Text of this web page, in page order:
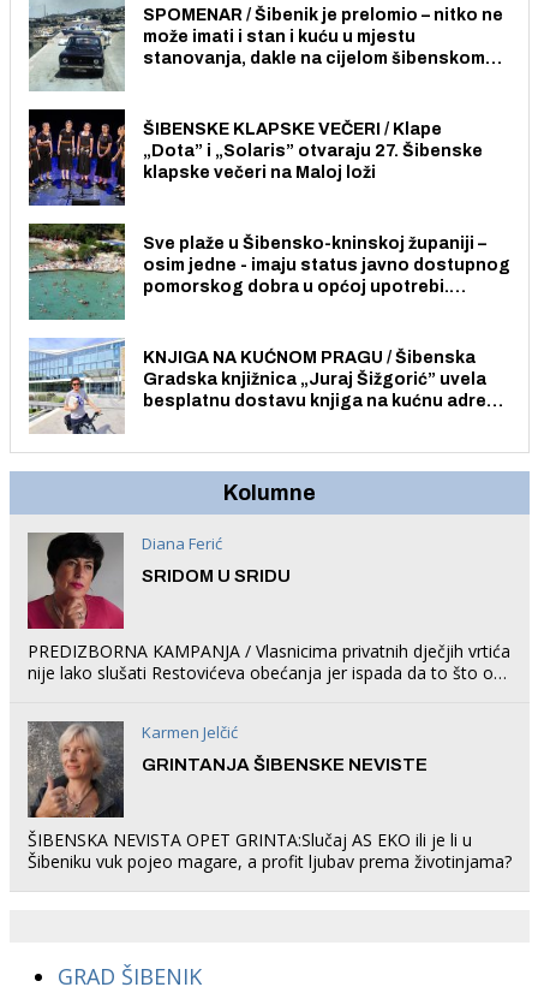
SPOMENAR / Šibenik je prelomio – nitko ne
može imati i stan i kuću u mjestu
stanovanja, dakle na cijelom šibenskom
ŠIBENSKE KLAPSKE VEČERI / Klape
„Dota” i „Solaris” otvaraju 27. Šibenske
klapske večeri na Maloj loži
Sve plaže u Šibensko-kninskoj županiji –
osim jedne - imaju status javno dostupnog
pomorskog dobra u općoj upotrebi.
KNJIGA NA KUĆNOM PRAGU / Šibenska
Gradska knjižnica „Juraj Šižgorić” uvela
besplatnu dostavu knjiga na kućnu adresu
Kolumne
Diana Ferić
SRIDOM U SRIDU
PREDIZBORNA KAMPANJA / Vlasnicima privatnih dječjih vrtića
nije lako slušati Restovićeva obećanja jer ispada da to što oni
Karmen Jelčić
GRINTANJA ŠIBENSKE NEVISTE
ŠIBENSKA NEVISTA OPET GRINTA:Slučaj AS EKO ili je li u
Šibeniku vuk pojeo magare, a profit ljubav prema životinjama?
GRAD ŠIBENIK